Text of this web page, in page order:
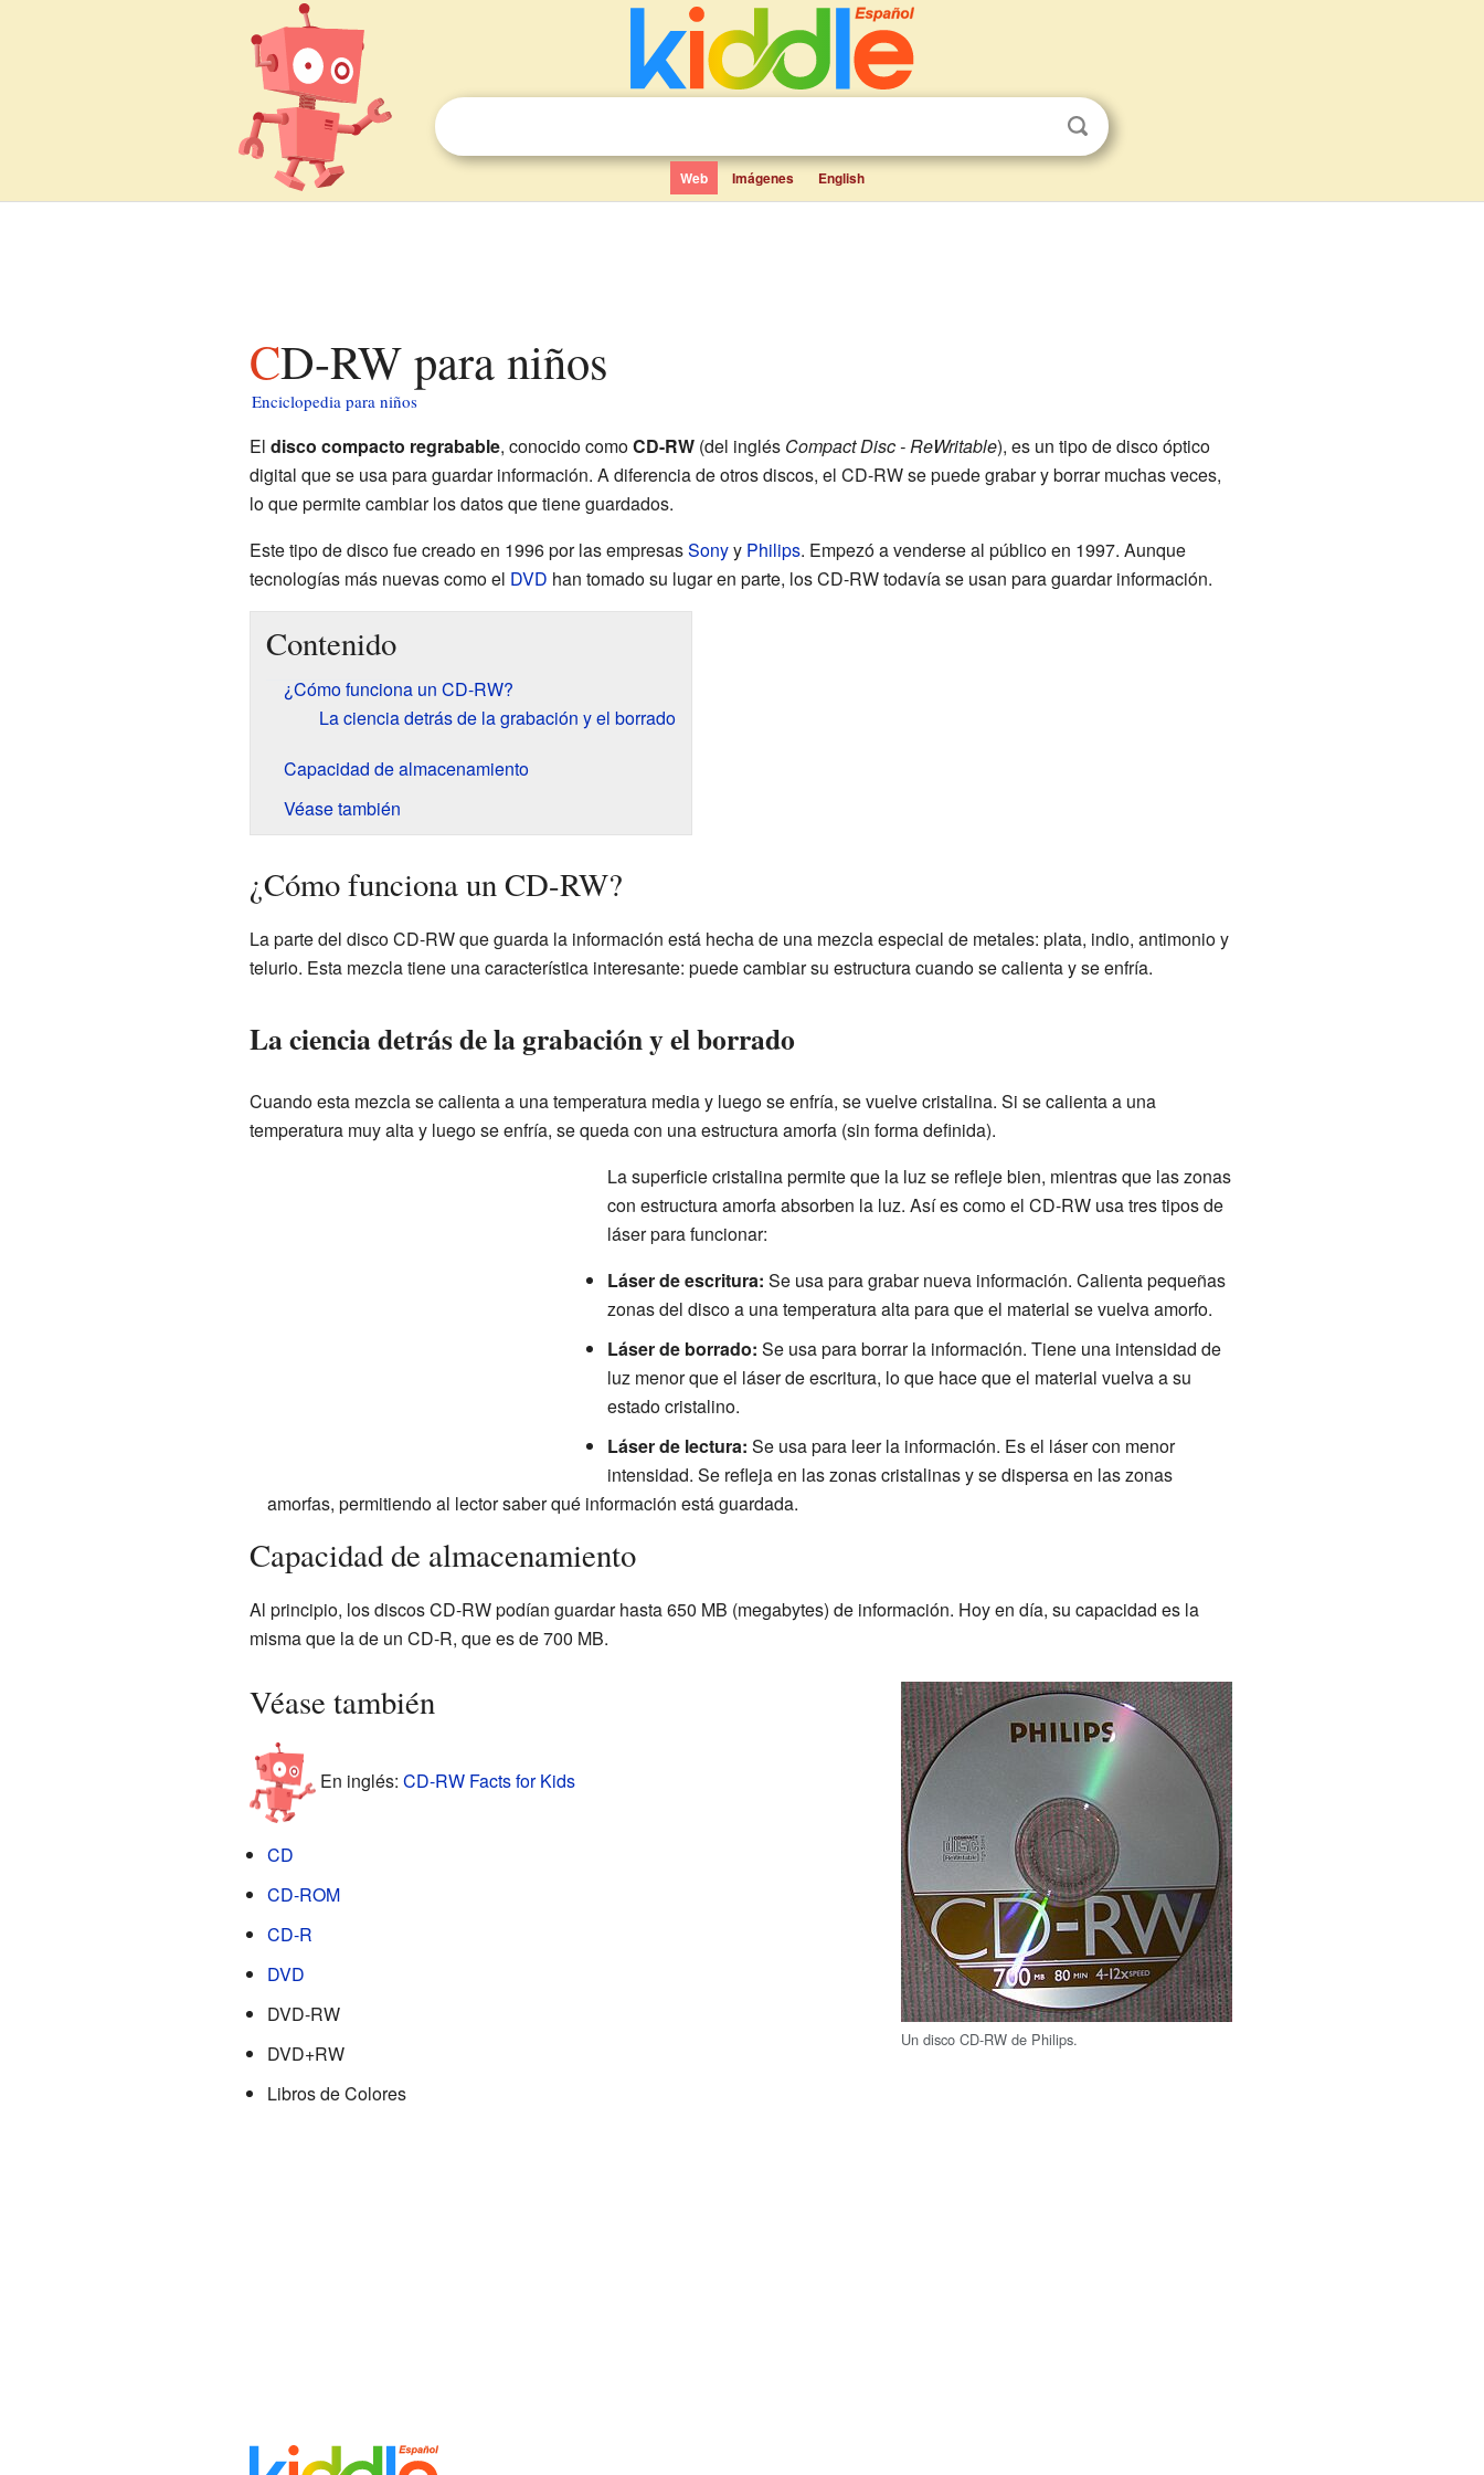
Web Imágenes English
CD-RW para niños
Enciclopedia para niños
El disco compacto regrabable, conocido comoCD-RW(del inglés Compact Disc - ReWritable), es un tipo de disco óptico
digital que se usa para guardar información. A diferencia de otros discos, el CD-RW se puede grabar y borrar muchas veces,
lo que permite cambiar los datos que tiene guardados.
Este tipo de disco fue creado en 1996 por las empresasSonyy Philips. Empezó a venderse al público en 1997. Aunque
tecnologías más nuevas como el DVD han tomado su lugar en parte, los CD-RW todavía se usan para guardar información.
Contenido
¿Cómo funciona un CD-RW?
La ciencia detrás de la grabación y el borrado
Capacidad de almacenamiento
Véase también
¿Cómo funciona un CD-RW?
La parte del disco CD-RW que guarda la información está hecha de una mezcla especial de metales: plata, indio, antimonio y
telurio. Esta mezcla tiene una característica interesante: puede cambiar su estructura cuando se calienta y se enfría.
La ciencia detrás de la grabación y el borrado
Cuando esta mezcla se calienta a una temperatura media y luego se enfría, se vuelve cristalina. Si se calienta a una
temperatura muy alta y luego se enfría, se queda con una estructura amorfa (sin forma definida).
La superficie cristalina permite que la luz se refleje bien, mientras que las zonas
con estructura amorfa absorben la luz. Así es como el CD-RW usa tres tipos de
láser para funcionar:
Láser de escritura: Se usa para grabar nueva información. Calienta pequeñas
zonas del disco a una temperatura alta para que el material se vuelva amorfo.
Láser de borrado: Se usa para borrar la información. Tiene una intensidad de
luz menor que el láser de escritura, lo que hace que el material vuelva a su
estado cristalino.
Láser de lectura: Se usa para leer la información. Es el láser con menor
intensidad. Se refleja en las zonas cristalinas y se dispersa en las zonas
amorfas, permitiendo al lector saber qué información está guardada.
Capacidad de almacenamiento
Al principio, los discos CD-RW podían guardar hasta 650 MB (megabytes) de información. Hoy en día, su capacidad es la
misma que la de un CD-R, que es de 700 MB.
Un disco CD-RW de Philips.
Véase también
En inglés: CD-RW Facts for Kids
CD
CD-ROM
CD-R
DVD
DVD-RW
DVD+RW
Libros de Colores